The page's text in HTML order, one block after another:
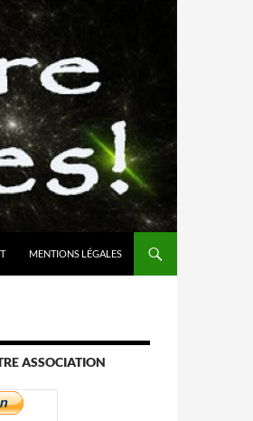
MENTIONS LÉGALES
ASSOCIATION